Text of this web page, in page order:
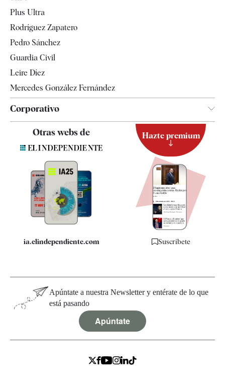
Televisión
Plus Ultra
Rodríguez Zapatero
Pedro Sánchez
Guardia Civil
Leire Díez
Mercedes González Fernández
Corporativo
Contacto
Quiénes somos
Especificaciones
Otras webs de
ia.elindependiente.com
Hazte premium
Suscríbete
Apúntate a nuestra Newsletter y entérate de lo que
está pasando
Apúntate